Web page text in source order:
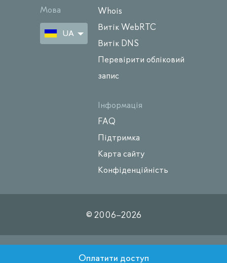
Оплатити доступ
Мова
UA
Whois
Витік WebRTC
Витік DNS
Перевірити обліковий
запис
Інформація
FAQ
Підтримка
Карта сайту
Конфіденційність
© 2006–2026